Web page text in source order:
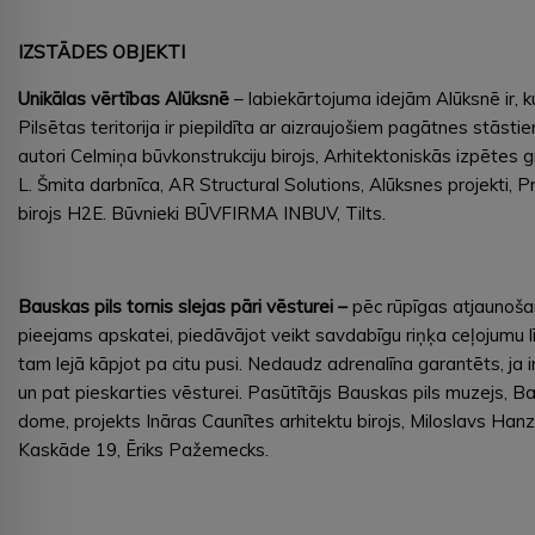
IZSTĀDES OBJEKTI
Unikālas vērtības Alūksnē – labiekārtojuma idejām Alūksnē ir,
Pilsētas teritorija ir piepildīta ar aizraujošiem pagātnes
autori Celmiņa būvkonstrukciju birojs, Arhitektoniskās izpētes
L. Šmita darbnīca, AR Structural Solutions, Alūksnes projekti,
birojs H2E. Būvnieki BŪVFIRMA INBUV, Tilts.
Bauskas pils tornis slejas pāri vēsturei –pēc rūpīgas
pieejams apskatei, piedāvājot veikt savdabīgu riņķa ceļojumu
tam lejā kāpjot pa citu pusi. Nedaudz adrenalīna garantēts, ja
un pat pieskarties vēsturei. Pasūtītājs Bauskas pils muzejs,
dome, projekts Ināras Caunītes arhitektu birojs, Miloslavs
Kaskāde 19, Ēriks Pažemecks.